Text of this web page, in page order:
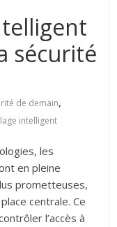
sécurité
de demain,
intelligent
les
en pleine
prometteuses,
centrale. Ce
l’accès à